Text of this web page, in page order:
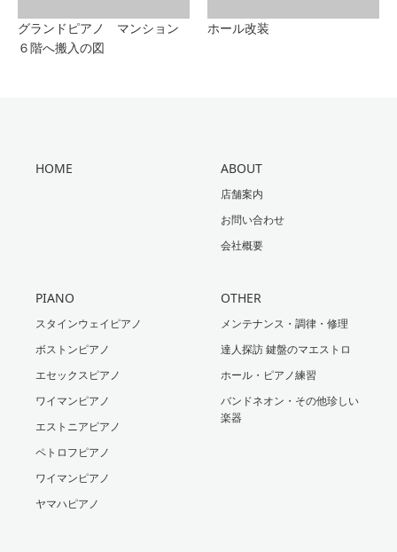
グランドピアノ マンション
６階へ搬入の図
ホール改装
HOME ABOUT
店舗案内
お問い合わせ
会社概要
PIANO
スタインウェイピアノ
ボストンピアノ
エセックスピアノ
ワイマンピアノ
エストニアピアノ
ペトロフピアノ
ワイマンピアノ
ヤマハピアノ
OTHER
メンテナンス・調律・修理
達人探訪 鍵盤のマエストロ
ホール・ピアノ練習
バンドネオン・その他珍しい
楽器